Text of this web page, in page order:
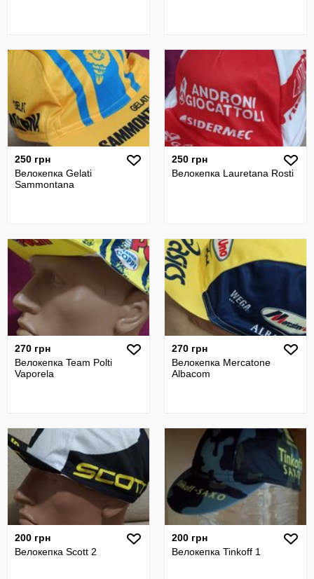
250 грн
Велокепка Gelati
Sammontana
250 грн
Велокепка Lauretana Rosti
270 грн
Велокепка Team Polti
Vaporela
270 грн
Велокепка Mercatone
Albacom
200 грн
Велокепка Scott 2
200 грн
Велокепка Tinkoff 1